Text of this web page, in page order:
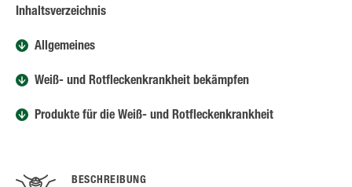
Inhaltsverzeichnis
Allgemeines
Weiß- und Rotfleckenkrankheit bekämpfen
Produkte für die Weiß- und Rotfleckenkrankheit
BESCHREIBUNG